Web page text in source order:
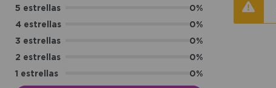
5 estrellas
0%
4 estrellas
0%
3 estrellas
0%
2 estrellas
0%
1 estrellas
0%